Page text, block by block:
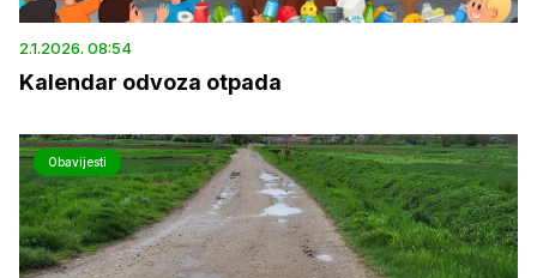
2.1.2026. 08:54
Kalendar odvoza otpada
Obavijesti